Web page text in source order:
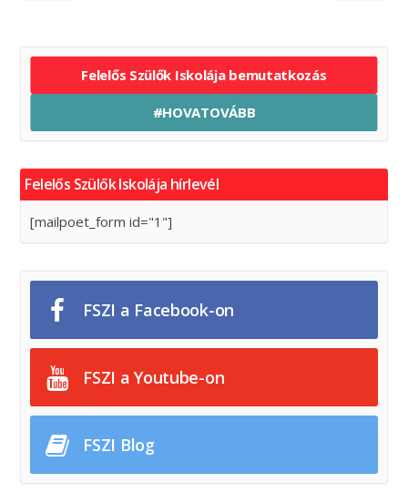
Felelős Szülők Iskolája bemutatkozás
#HOVATOVÁBB
Felelős Szülők Iskolája hírlevél
[mailpoet_form id="1"]
FSZI a Facebook-on
FSZI a Youtube-on
FSZI Blog